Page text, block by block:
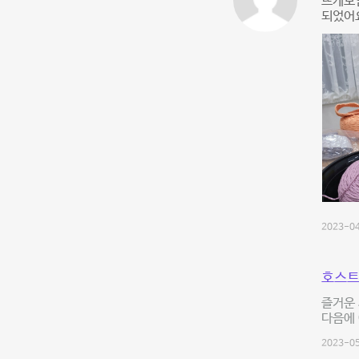
되었어
2023-
호스
즐거운
다음
2023-